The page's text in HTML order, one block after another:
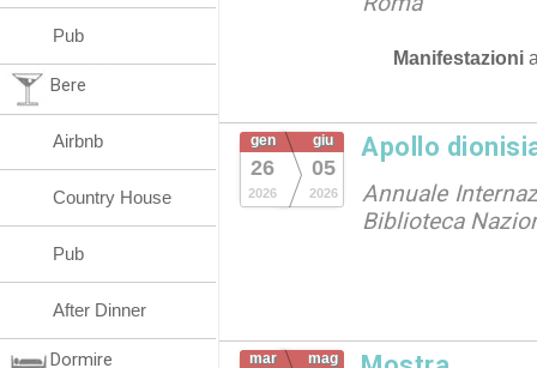
Manifestazioni
gen
26
2026
giu
05
2026
Apollo
Annuale
Biblioteca
mar mag
Pub
Bere
Airbnb
Country House
Pub
After Dinner
Dormire